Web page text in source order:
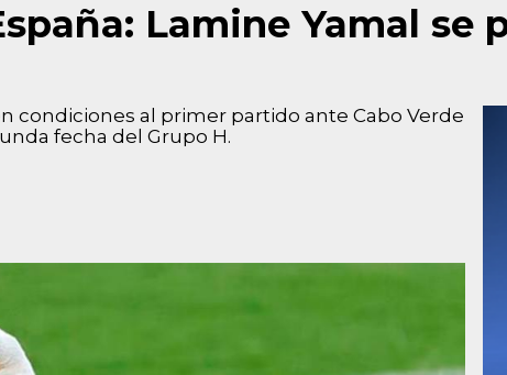
Lamine Yamal se
condiciones al primer partido ante Cabo Verde
fecha del Grupo H.